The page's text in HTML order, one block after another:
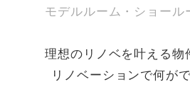
モデルルーム・ショール
理想のリノベを叶える物
リノベーションで何が